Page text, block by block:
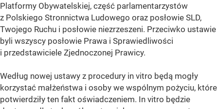
Platformy Obywatelskiej, część parlamentarzystów
z Polskiego Stronnictwa Ludowego oraz posłowie SLD,
Twojego Ruchu i posłowie niezrzeszeni. Przeciwko ustawie
byli wszyscy posłowie Prawa i Sprawiedliwości
i przedstawiciele Zjednoczonej Prawicy.
Według nowej ustawy z procedury in vitro będą mogły
korzystać małżeństwa i osoby we wspólnym pożyciu, które
potwierdziły ten fakt oświadczeniem. In vitro będzie